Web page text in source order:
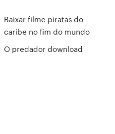
Baixar filme piratas do
caribe no fim do mundo
O predador download